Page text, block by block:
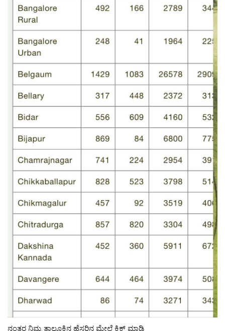
ನಂತರ ನಿಮ್ಮ ತಾಲೂಕಿನ ಹೆಸರಿನ ಮೇಲೆ ಕ್ಲಿಕ್ ಮಾಡಿ